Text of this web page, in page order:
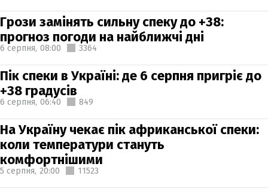
Грози замінять сильну спеку до +38:
прогноз погоди на найближчі дні
6 серпня, 08:00 3364
Пік спеки в Україні: де 6 серпня пригріє до
+38 градусів
6 серпня, 06:40 849
На Україну чекає пік африканської спеки:
коли температури стануть
комфортнішими
5 серпня, 20:00 11523